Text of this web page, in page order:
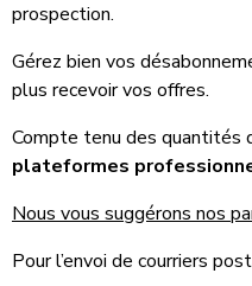
prospection.
Gérez bien vos
plus recevoir vos offres.
Compte tenu des quantités
plateformes
Nous vous suggérons nos
Pour l’envoi de courriers